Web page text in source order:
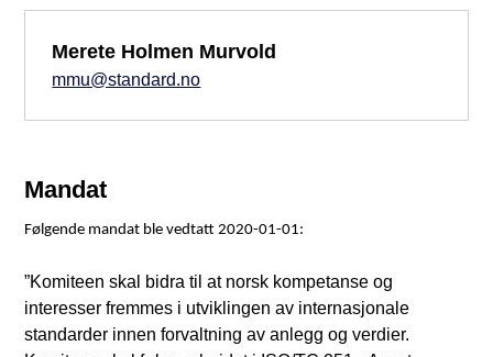
Merete Holmen Murvold
mmu@standard.no
Mandat
Følgende mandat ble vedtatt 2020-01-01:
”Komiteen skal bidra til at norsk kompetanse og
interesser fremmes i utviklingen av internasjonale
standarder innen forvaltning av anlegg og verdier.